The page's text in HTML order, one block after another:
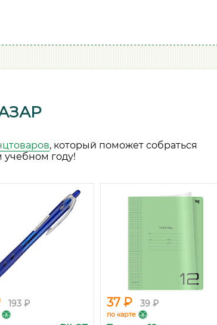
, который поможет собраться
учебном году!
193 ₽ 37 ₽ 39 ₽
по карте